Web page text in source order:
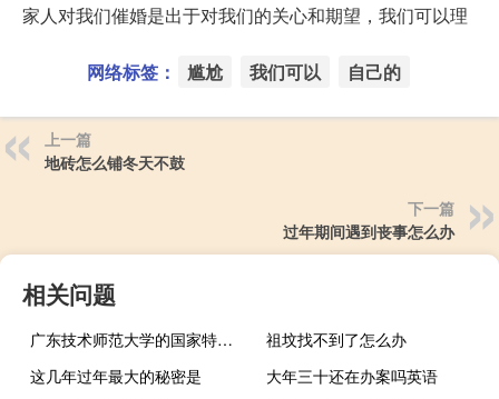
家人对我们催婚是出于对我们的关心和期望，我们可以理
网络标签： 尴尬 我们可以 自己的
上一篇
地砖怎么铺冬天不鼓
下一篇
过年期间遇到丧事怎么办
相关问题
广东技术师范大学的国家特色专业有哪些
祖坟找不到了怎么办
这几年过年最大的秘密是
大年三十还在办案吗英语